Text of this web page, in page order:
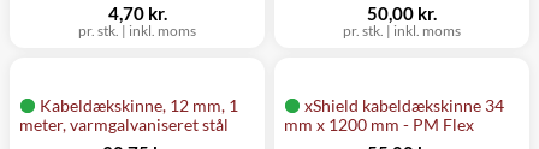
pr. stk. | inkl. moms
4,70 kr.
pr. stk. | inkl. moms
50,00 kr.
Kabeldækskinne, 12 mm, 1
meter, varmgalvaniseret stål
xShield kabeldækskinne 34
mm x 1200 mm - PM Flex